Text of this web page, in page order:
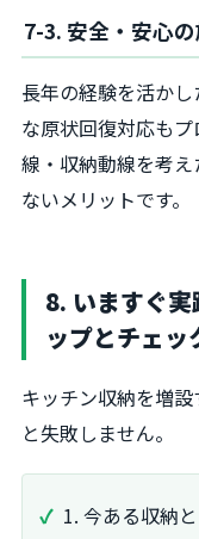
7-3. 安全・安心
長年の経験を活か
な原状回復対応も
線・収納動線を考
ないメリットです。
8. いますぐ
ップとチェッ
キッチン収納を増
と失敗しません。
1. 今ある収納